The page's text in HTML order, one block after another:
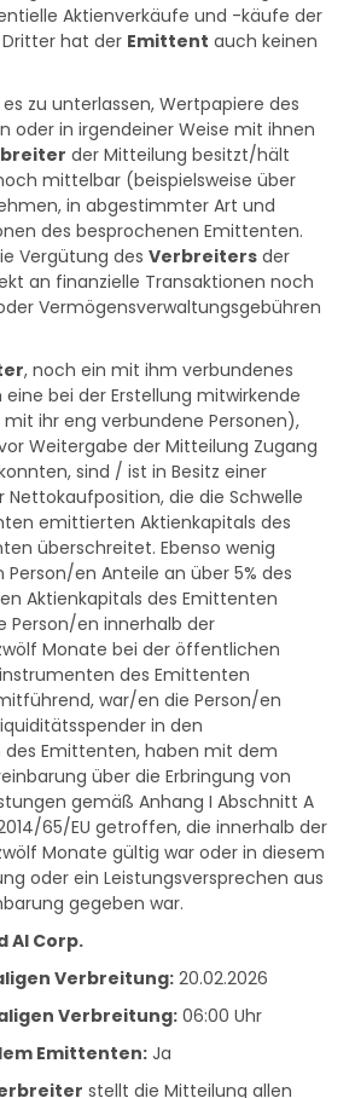
/ Kaufaktivitäten beteiligt. Auf
Aktienverkäufe und -käufe der
hat der
zu unterlassen, Wertpapiere des
oder in irgendeiner Weise mit ihnen
der Mitteilung besitzt/hält
mittelbar (beispielsweise über
in abgestimmter Art und
des besprochenen Emittenten.
Vergütung desVerbreitersder
an finanzielle Transaktionen noch
Vermögensverwaltungsgebühren
, noch ein mit ihm verbundenes
bei der Erstellung mitwirkende
ihr eng verbundene Personen),
Weitergabe der Mitteilung Zugang
sind / ist in Besitz einer
die die Schwelle
emittierten Aktienkapitals des
überschreitet. Ebenso wenig
en Anteile an über 5% des
Aktienkapitals des Emittenten
Person/en innerhalb der
Monate bei der öffentlichen
des Emittenten
war/en die Person/en
in den
des Emittenten, haben mit dem
über die Erbringung von
gemäß Anhang I Abschnitt A
65/EU getroffen, die innerhalb der
Monate gültig war oder in diesem
oder ein Leistungsversprechen aus